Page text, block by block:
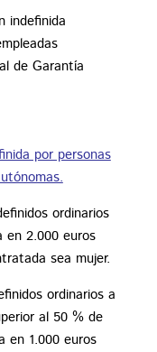
indefinida
de Garantía
por personas
ordinarios
en 2.000 euros
sea mujer.
ordinarios a
al 50 % de
en 1.000 euros